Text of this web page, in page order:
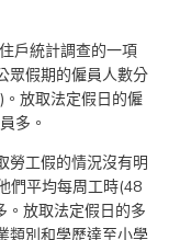
戶統計調查的一項
眾假期的僱員人數分
放取法定假日的僱
多。
勞工假的情況沒有明
們平均每周工時(48
。放取法定假日的多
類別和學歷達至小學